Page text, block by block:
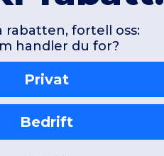
rabatten, fortell oss:
handler du for?
Privat
Bedrift